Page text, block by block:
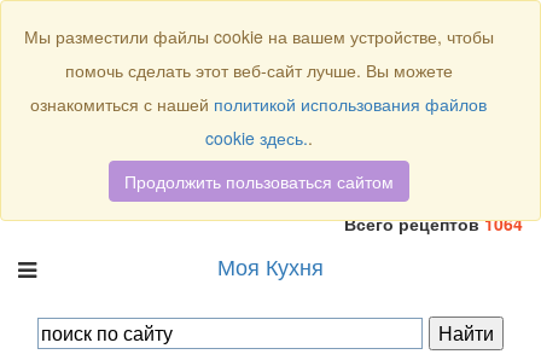
Всего рецептов1064
Моя Кухня
Мы разместили файлы cookie на вашем устройстве, чтобы
помочь сделать этот веб-сайт лучше. Вы можете
ознакомиться с нашей политикой использования файлов
cookie здесь..
Продолжить пользоваться сайтом